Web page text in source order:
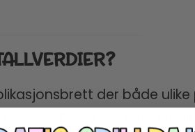
der både ulike
sine ferdigheter i